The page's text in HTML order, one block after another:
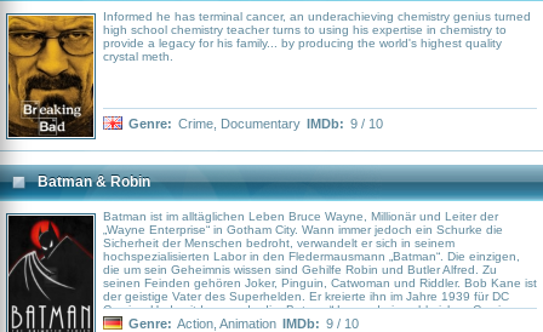
Informed he has terminal cancer, an underachieving chemistry genius turned
high school chemistry teacher turns to using his expertise in chemistry to
provide a legacy for his family... by producing the world's highest quality
crystal meth.
Genre: Crime Documentary IMDb: 9 / 10
Batman & Robin
Batman ist im alltäglichen Leben Bruce Wayne, Millionär und Leiter der
„Wayne Enterprise“ in Gotham City. Wann immer jedoch ein Schurke die
Sicherheit der Menschen bedroht, verwandelt er sich in seinem
hochspezialisierten Labor in den Fledermausmann „Batman“. Die einzigen,
die um sein Geheimnis wissen sind Gehilfe Robin und Butler Alfred. Zu
seinen Feinden gehören Joker, Pinguin, Catwoman und Riddler. Bob Kane ist
der geistige Vater des Superhelden. Er kreierte ihn im Jahre 1939 für DC
Comics. Und seitdem wurde die „Batman“-Legende in zahlreichen Comics,
Radiosendungen, TV-Serien Kinofilmen und Zeichentrickserien verarbeitet.
Genre: Action Animation IMDb: 9 / 10